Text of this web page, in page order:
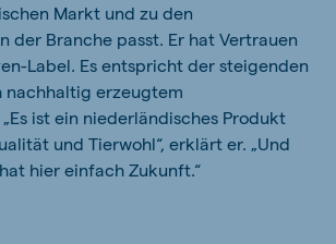
Markt und zu den
der Branche passt. Er hat Vertrauen
Label. Es entspricht der steigenden
nachhaltig erzeugtem
ist ein niederländisches Produkt
und Tierwohl“, erklärt er. „Und
hier einfach Zukunft.“